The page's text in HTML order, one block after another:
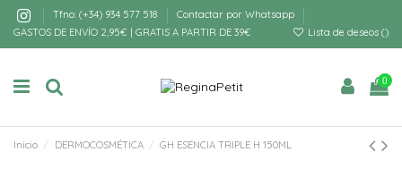
Tfno: (+34) 934 577 518
Contactar por Whatsapp
GASTOS DE ENVÍO 2,95€ | GRATIS A PARTIR DE 39€
Lista de deseos ()
0
Inicio DERMOCOSMÉTICA GH ESENCIA TRIPLE H 150ML